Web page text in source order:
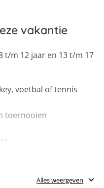
vakantie
t/m 12 jaar en 13 t/m 17
voetbal of tennis
toernooien
Alles weergeven